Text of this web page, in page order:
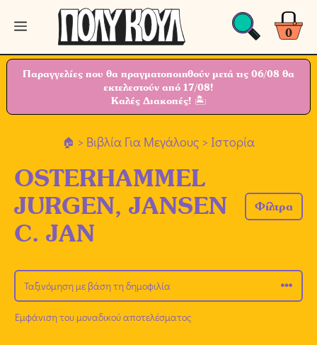
Μετάβαση
περιεχόμενο
0
Μενού
Παραγγελίες που θα πραγματοποιηθούν μετά τις 06/08 θα
εκτελεστούν από 17/08!
Καλές Διακοπές! 🏝
> Βιβλία Για Μεγάλους > Ιστορία
OSTERHAMMEL
JURGEN, JANSEN
C. JAN
Φίλτρα
Εμφάνιση του μοναδικού αποτελέσματος